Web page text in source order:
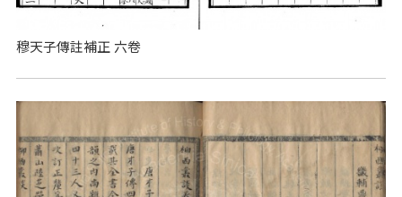
穆天子傳註補正 六卷